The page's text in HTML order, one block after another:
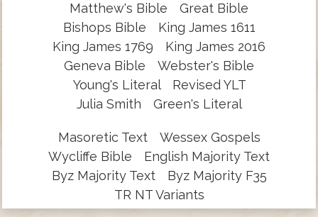
Matthew's Bible
Great Bible
Bishops Bible
King James 1611
King James 1769
King James 2016
Geneva Bible
Webster's Bible
Young's Literal
Revised YLT
Julia Smith
Green's Literal
Masoretic Text
Wessex Gospels
Wycliffe Bible
English Majority Text
Byz Majority Text
Byz Majority F35
TR NT Variants